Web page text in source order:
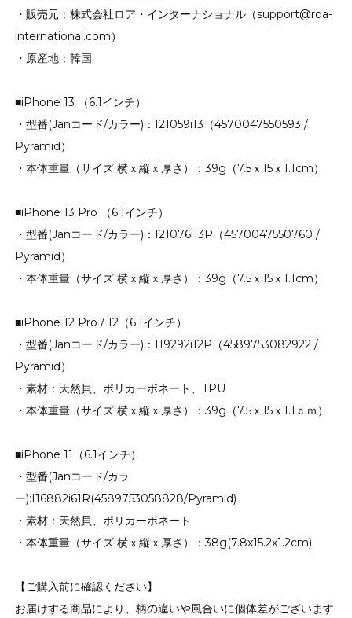
・販売元：株式会社ロア・インターナショナル（support@roa-
international.com）
・原産地：韓国
■iPhone 13 （6.1インチ）
・型番(Janコード/カラー)：I21059i13（4570047550593 /
Pyramid）
・本体重量（サイズ 横ｘ縦ｘ厚さ）：39g（7.5ｘ15ｘ1.1cm）
■iPhone 13 Pro （6.1インチ）
・型番(Janコード/カラー)：I21076i13P（4570047550760 /
Pyramid）
・本体重量（サイズ 横ｘ縦ｘ厚さ）：39g（7.5ｘ15ｘ1.1cm）
■iPhone 12 Pro / 12（6.1インチ）
・型番(Janコード/カラー)：I19292i12P（4589753082922 /
Pyramid）
・素材：天然貝、ポリカーボネート、TPU
・本体重量（サイズ 横ｘ縦ｘ厚さ）：39g（7.5ｘ15ｘ1.1ｃｍ）
■iPhone 11（6.1インチ）
・型番(Janコード/カラ
ー):I16882i61R(4589753058828/Pyramid)
・素材：天然貝、ポリカーボネート
・本体重量（サイズ 横ｘ縦ｘ厚さ）：38g(7.8x15.2x1.2cm)
【ご購入前に確認ください】
お届けする商品により、柄の違いや風合いに個体差がございます